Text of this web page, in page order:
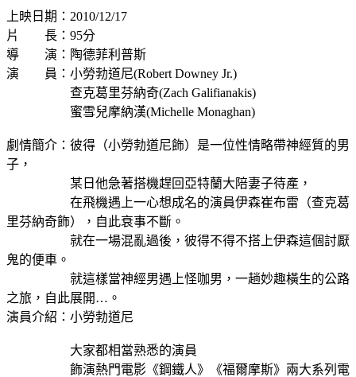
上映日期：2010/12/17
片 長：95分
導 演：陶德菲利普斯
演 員：小勞勃道尼(Robert Downey Jr.)
查克葛里芬納奇(Zach Galifianakis)
蜜雪兒摩納漢(Michelle Monaghan)
劇情簡介：彼得（小勞勃道尼飾）是一位性情略帶神經質的男
子，
某日他急著搭機趕回亞特蘭大陪妻子待產，
在飛機遇上一心想成名的演員伊森崔布雷（查克葛
里芬納奇飾），自此衰事不斷。
就在一場混亂過後，彼得不得不搭上伊森這個討厭
鬼的便車。
就這樣當神經男遇上怪咖男，一趟妙趣橫生的公路
之旅，自此展開…。
演員介紹：小勞勃道尼
大家都相當熟悉的演員
飾演熱門電影《鋼鐵人》《福爾摩斯》兩大系列電